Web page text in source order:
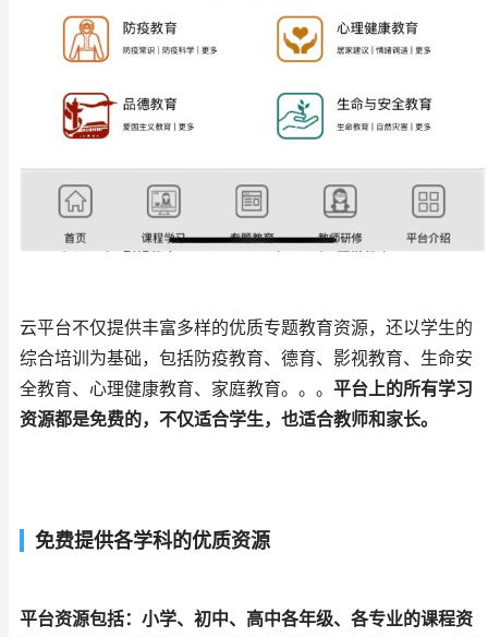
云平台不仅提供丰富多样的优质专题教育资源，还以学生的
综合培训为基础，包括防疫教育、德育、影视教育、生命安
全教育、心理健康教育、家庭教育。。。 平台上的所有学习
资源都是免费的，不仅适合学生，也适合教师和家长。
免费提供各学科的优质资源
平台资源包括：小学、初中、高中各年级、各专业的课程资